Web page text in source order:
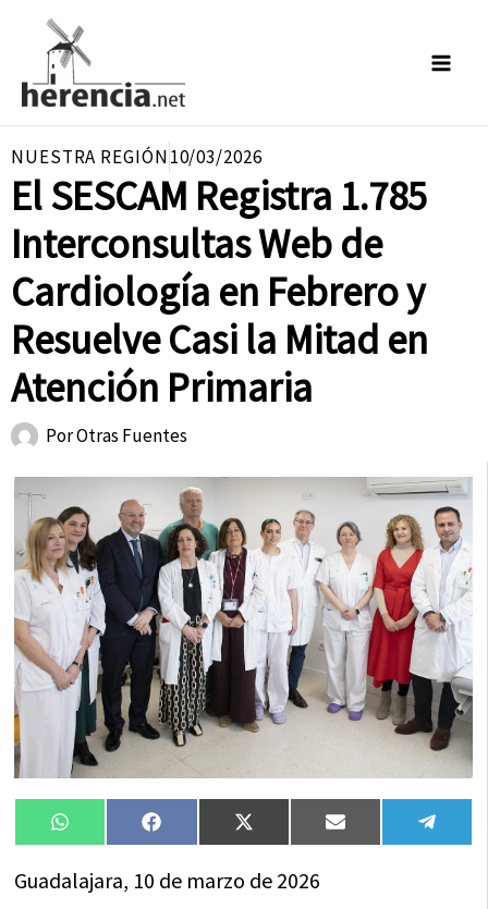
contenido
NUESTRA REGIÓN10/03/2026
El SESCAM Registra 1.785
Interconsultas Web de
Cardiología en Febrero y
Resuelve Casi la Mitad en
Atención Primaria
PorOtras Fuentes
Compartir
en
WhatsAppCompartir
en
FacebookCompartir
en
X
(Twitter)
Compartir
en
Email
en
Guadalajara, 10 de marzo de 2026